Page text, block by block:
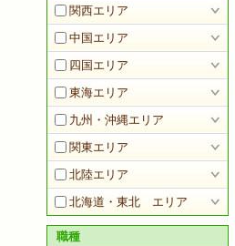
関西エリア
中国エリア
四国エリア
東海エリア
九州・沖縄エリア
関東エリア
北陸エリア
北海道・東北 エリア
職種